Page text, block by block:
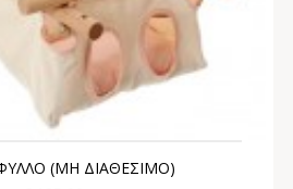
(ΜΗ ΔΙΑΘΕΣΙΜΟ)